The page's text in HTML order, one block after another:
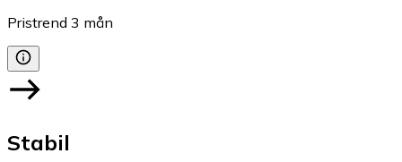
Pristrend 3 mån
Stabil